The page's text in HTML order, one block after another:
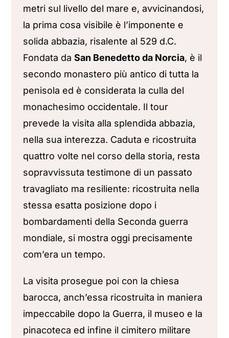
metri sul livello del mare e, avvicinandosi,
la prima cosa visibile è l’imponente e
solida abbazia, risalente al 529 d.C.
Fondata da San Benedetto da Norcia, è il
secondo monastero più antico di tutta la
penisola ed è considerata la culla del
monachesimo occidentale. Il tour
prevede la visita alla splendida abbazia,
nella sua interezza. Caduta e ricostruita
quattro volte nel corso della storia, resta
sopravvissuta testimone di un passato
travagliato ma resiliente: ricostruita nella
stessa esatta posizione dopo i
bombardamenti della Seconda guerra
mondiale, si mostra oggi precisamente
com’era un tempo.
La visita prosegue poi con la chiesa
barocca, anch’essa ricostruita in maniera
impeccabile dopo la Guerra, il museo e la
pinacoteca ed infine il cimitero militare